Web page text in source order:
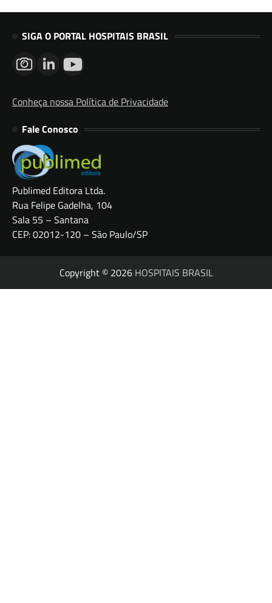
SIGA O PORTAL HOSPITAIS BRASIL
Conheça nossa Política de Privacidade
Fale Conosco
Publimed Editora Ltda.
Rua Felipe Gadelha, 104
Sala 55 – Santana
CEP: 02012-120 – São Paulo/SP
Copyright © 2026 HOSPITAIS BRASIL